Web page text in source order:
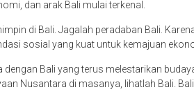
dan arak Bali mulai terkenal.
di Bali. Jagalah peradaban Bali.
sosial yang kuat untuk kemajuan
Bali yang terus melestarikan
Nusantara di masanya, lihatlah Bali.